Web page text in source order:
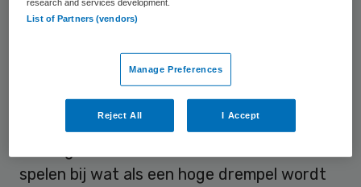
Tot nu toe is de instantie slechts zeven
keer gebruikt. De minister denkt dat dit
komt door onbekendheid, mogelijk minder
problemen in het contracteerproces dan
verwacht en onderlinge oplossingen in
spelen bij wat als een hoge drempel wordt
research and services development.
List of Partners (vendors)
Manage Preferences
Reject All I Accept